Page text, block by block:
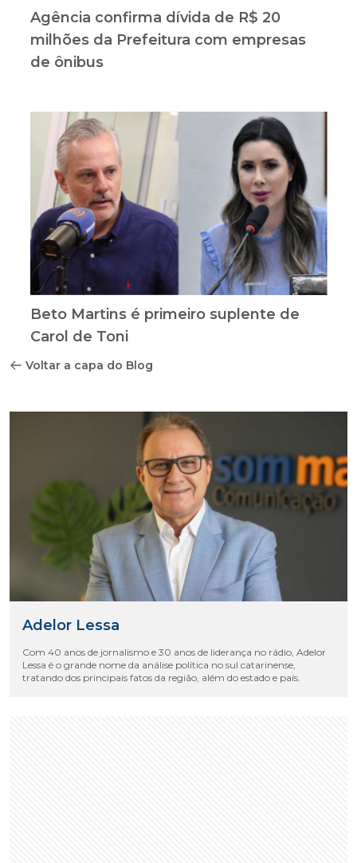
Agência confirma dívida de R$ 20
milhões da Prefeitura com empresas
de ônibus
Beto Martins é primeiro suplente de
Carol de Toni
Voltar a capa do Blog
Adelor Lessa
Com 40 anos de jornalismo e 30 anos de liderança no rádio, Adelor
Lessa é o grande nome da análise política no sul catarinense,
tratando dos principais fatos da região, além do estado e país.